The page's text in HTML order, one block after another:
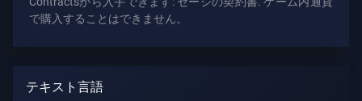
で購入することはできません。
テキスト言語